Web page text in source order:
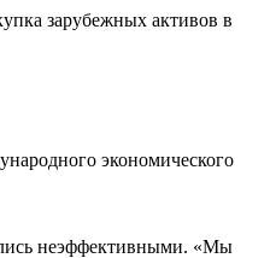
зарубежных активов в
экономического
неэффективными. «Мы